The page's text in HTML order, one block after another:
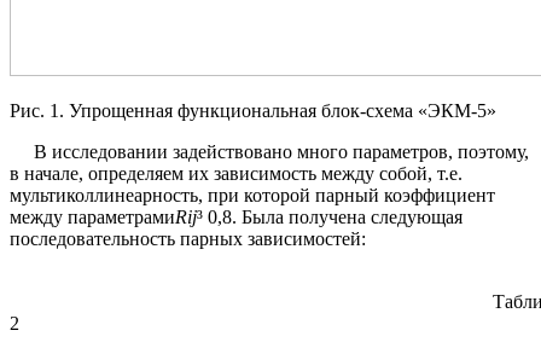
Рис. 1. Упрощенная функциональная блок-схема «ЭКМ-5»
В исследовании задействовано много параметров, поэтому,
в начале, определяем их зависимость между собой, т.е.
мультиколлинеарность, при которой парный коэффициент
между параметрамиRij³ 0,8. Была получена следующая
последовательность парных зависимостей:
2